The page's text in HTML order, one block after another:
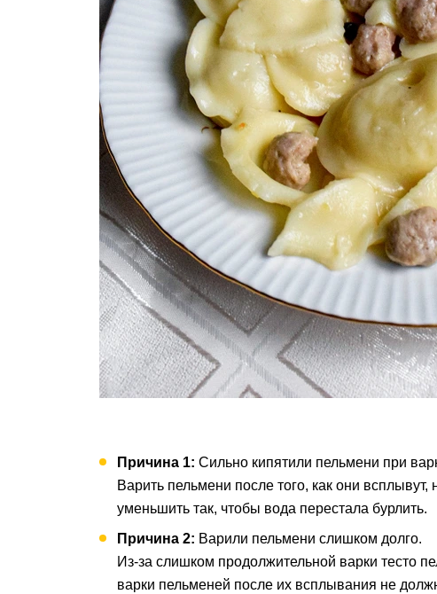
Причина 1: Сильно кипятили пельмени при
Варить пельмени после того, как они
уменьшить так, чтобы вода перестала бурлить.
Причина 2: Варили пельмени слишком долго.
Из-за слишком продолжительной варки тесто
варки пельменей после их всплывания не